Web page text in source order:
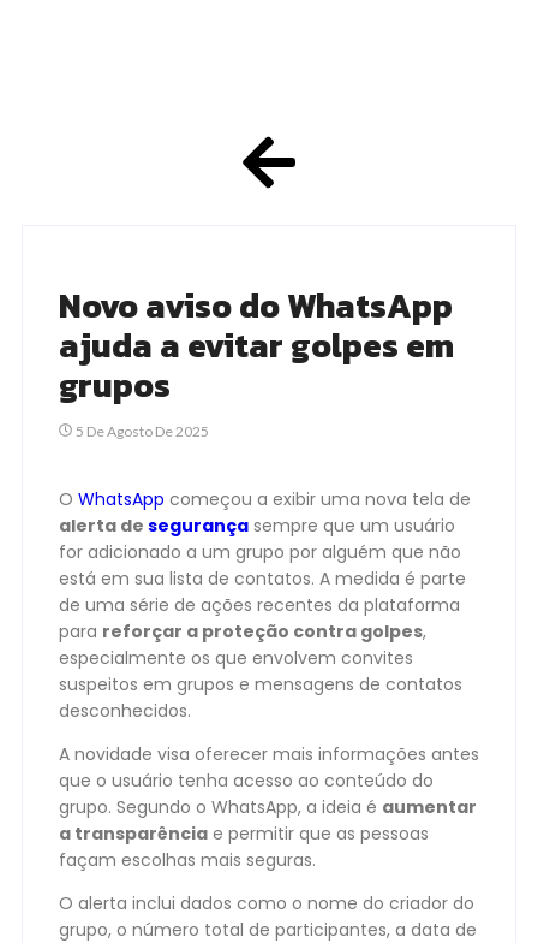
Novo aviso do WhatsApp
ajuda a evitar golpes em
grupos
5 De Agosto De 2025
O WhatsApp começou a exibir uma nova tela de
alerta de segurança sempre que um usuário
for adicionado a um grupo por alguém que não
está em sua lista de contatos. A medida é parte
de uma série de ações recentes da plataforma
para reforçar a proteção contra golpes,
especialmente os que envolvem convites
suspeitos em grupos e mensagens de contatos
desconhecidos.
A novidade visa oferecer mais informações antes
que o usuário tenha acesso ao conteúdo do
grupo. Segundo o WhatsApp, a ideia é aumentar
a transparência e permitir que as pessoas
façam escolhas mais seguras.
O alerta inclui dados como o nome do criador do
grupo, o número total de participantes, a data de